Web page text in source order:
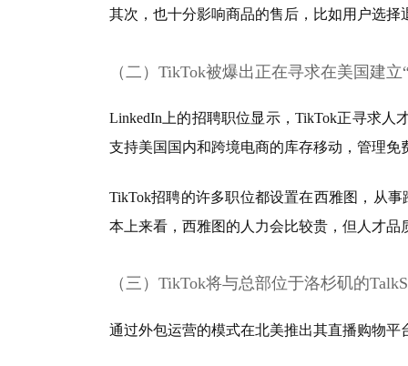
其次，也十分影响商品的售后，比如用户选
（二）TikTok被爆出正在寻求在美国建
LinkedIn上的招聘职位显示，TikTok正寻求
支持美国国内和跨境电商的库存移动，管理免
TikTok招聘的许多职位都设置在西雅图，从
本上来看，西雅图的人力会比较贵，但人才品
（三）TikTok将与总部位于洛杉矶的
通过外包运营的模式在北美推出其直播购物平